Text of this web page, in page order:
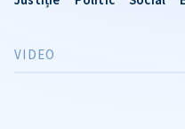
VIDEO